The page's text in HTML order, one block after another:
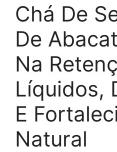
Chá De
De
Na
Líquidos,
E
Natural